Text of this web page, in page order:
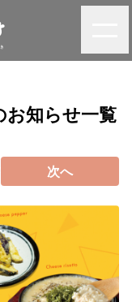
お知らせ一覧
次へ